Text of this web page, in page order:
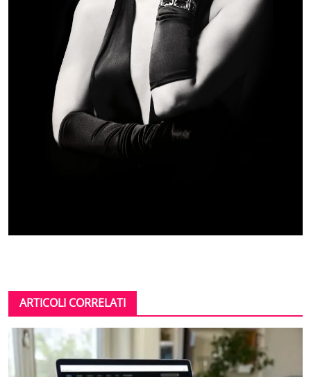
ARTICOLI CORRELATI